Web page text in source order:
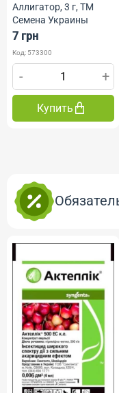
Аллигатор, 3 г, ТМ
Семена Украины
7 грн
Код: 573300
- +
Купить